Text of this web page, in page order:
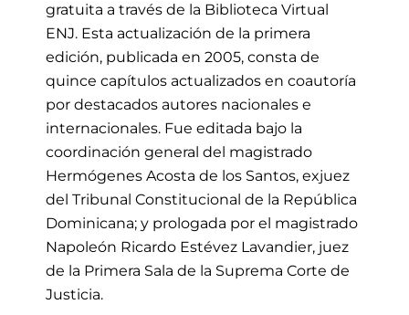
gratuita a través de la Biblioteca Virtual
ENJ. Esta actualización de la primera
edición, publicada en 2005, consta de
quince capítulos actualizados en coautoría
por destacados autores nacionales e
internacionales. Fue editada bajo la
coordinación general del magistrado
Hermógenes Acosta de los Santos, exjuez
del Tribunal Constitucional de la República
Dominicana; y prologada por el magistrado
Napoleón Ricardo Estévez Lavandier, juez
de la Primera Sala de la Suprema Corte de
Justicia.